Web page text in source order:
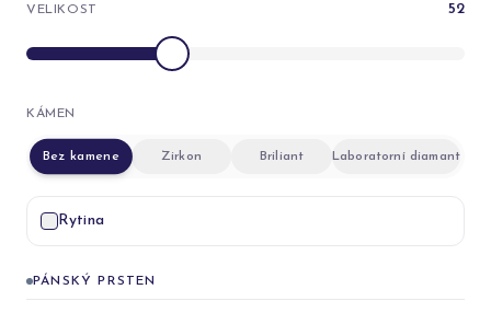
VELIKOST 52
KÁMEN
Bez kamene Zirkon Briliant Laboratorní diamant
Rytina
PÁNSKÝ PRSTEN